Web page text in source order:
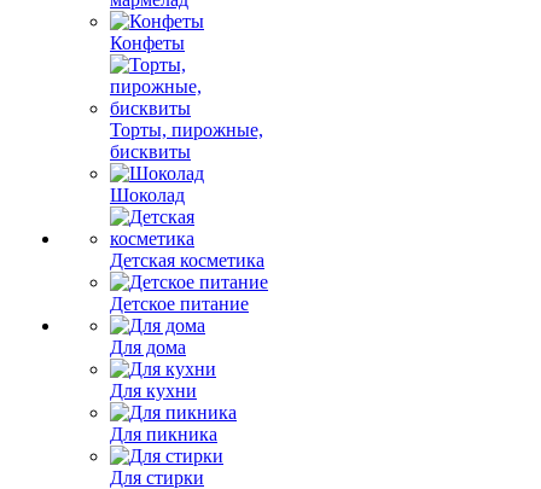
Конфеты
Торты, пирожные,
бисквиты
Шоколад
Детская косметика
Детское питание
Для дома
Для кухни
Для пикника
Для стирки